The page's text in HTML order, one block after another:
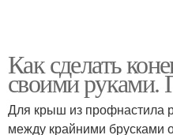
Как сделать
своими руками.
Для крыш из профнастила
между крайними